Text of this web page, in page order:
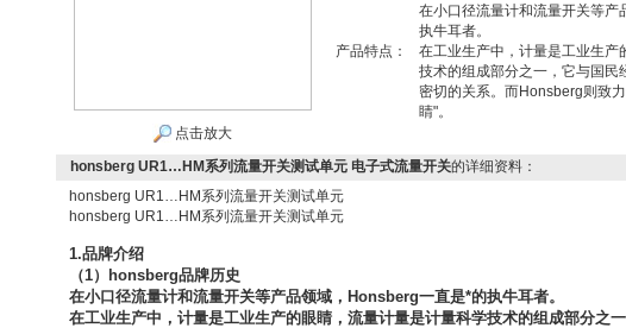
点击放大
产品特点：
在小口径流量计和流量开关等
执牛耳者。
在工业生产中，计量是工业生产
技术的组成部分之一，它与国民
密切的关系。而Honsberg则致
睛"。
honsberg UR1…HM系列流量开关测试单元 电子式流量开关的详细资料：
honsberg UR1…HM系列流量开关测试单元
honsberg UR1…HM系列流量开关测试单元
1.品牌介绍
（1）honsberg品牌历史
在小口径流量计和流量开关等产品领域，Honsberg一直是*的执牛耳者。
在工业生产中，计量是工业生产的眼睛，流量计量是计量科学技术的组成部分之